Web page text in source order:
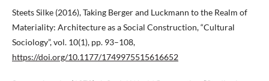
Steets Silke (2016), Taking Berger and Luckmann to the Realm of
Materiality: Architecture as a Social Construction, “Cultural
Sociology”, vol. 10(1), pp. 93–108,
https://doi.org/10.1177/1749975515616652